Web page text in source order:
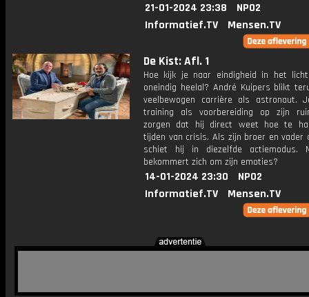
21-01-2024 23:38
NPO2
Informatief.TV
Mensen.TV
De Kist: Afl. 1
Hoe kijk je naar eindigheid in het
oneindig heelal? André Kuipers blikt
veelbewogen carrière als astronaut.
training als voorbereiding op zijn
zorgen dat hij direct weet hoe te
tijden van crisis. Als zijn broer en vader
schiet hij in diezelfde actiemodus.
bekommert zich om zijn emoties?
14-01-2024 23:30
NPO2
Informatief.TV
Mensen.TV